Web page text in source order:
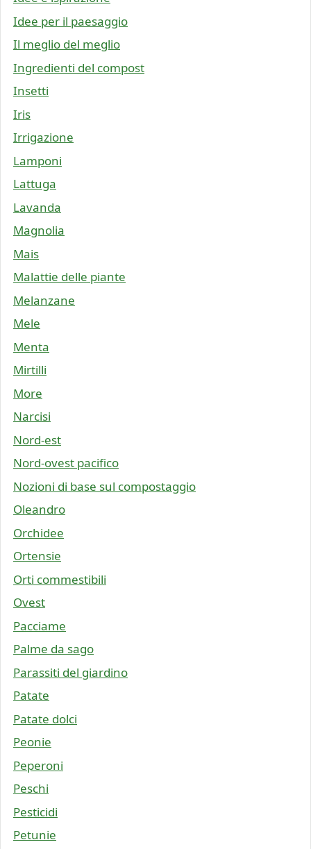
Idee per il paesaggio
Il meglio del meglio
Ingredienti del compost
Insetti
Iris
Irrigazione
Lamponi
Lattuga
Lavanda
Magnolia
Mais
Malattie delle piante
Melanzane
Mele
Menta
Mirtilli
More
Narcisi
Nord-est
Nord-ovest pacifico
Nozioni di base sul compostaggio
Oleandro
Orchidee
Ortensie
Orti commestibili
Ovest
Pacciame
Palme da sago
Parassiti del giardino
Patate
Patate dolci
Peonie
Peperoni
Peschi
Pesticidi
Petunie